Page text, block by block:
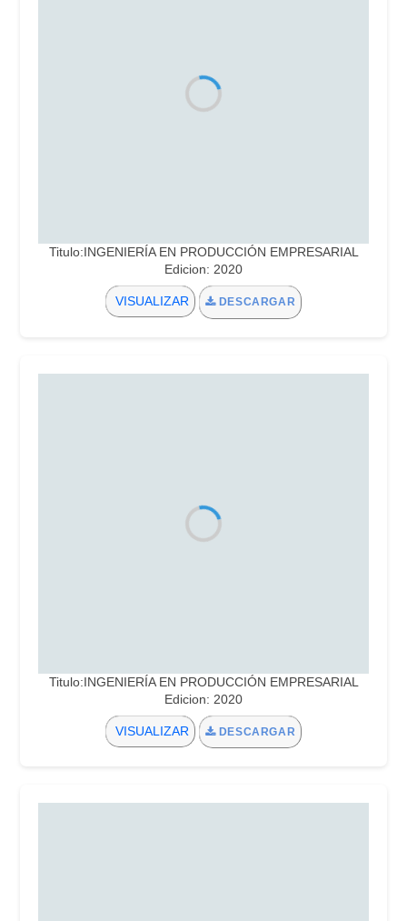
Titulo:INGENIERÍA EN PRODUCCIÓN EMPRESARIAL
Edicion: 2020
VISUALIZAR DESCARGAR
Titulo:INGENIERÍA EN PRODUCCIÓN EMPRESARIAL
Edicion: 2020
VISUALIZAR DESCARGAR